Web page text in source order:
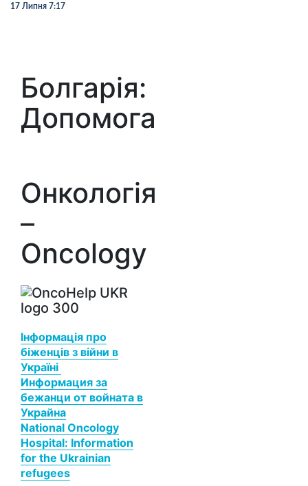
17 Липня 7:17
Болгарія:
Допомога
Онкологія
–
Oncology
Інформація про
біженців з війни в
Україні
Информация за
бежанци от войната в
Украйна
National Oncology
Hospital: Information
for the Ukrainian
refugees